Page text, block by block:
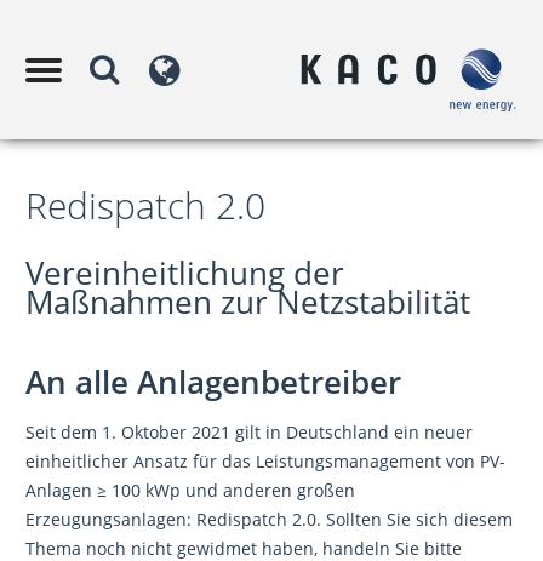
Redispatch 2.0
Vereinheitlichung der
Maßnahmen zur Netzstabilität
An alle Anlagenbetreiber
Seit dem 1. Oktober 2021 gilt in Deutschland ein neuer
einheitlicher Ansatz für das Leistungsmanagement von PV-
Anlagen ≥ 100 kWp und anderen großen
Erzeugungsanlagen: Redispatch 2.0. Sollten Sie sich diesem
Thema noch nicht gewidmet haben, handeln Sie bitte